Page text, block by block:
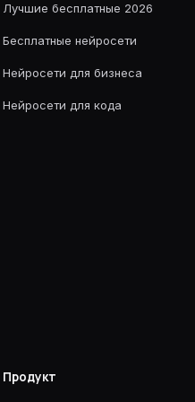
Лучшие бесплатные 2026
Бесплатные нейросети
Нейросети для бизнеса
Нейросети для кода
Продукт